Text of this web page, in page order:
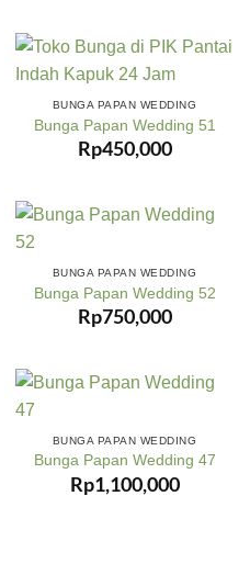
BUNGA PAPAN WEDDING
Bunga Papan Wedding 51
Rp450,000
BUNGA PAPAN WEDDING
Bunga Papan Wedding 52
Rp750,000
BUNGA PAPAN WEDDING
Bunga Papan Wedding 47
Rp1,100,000